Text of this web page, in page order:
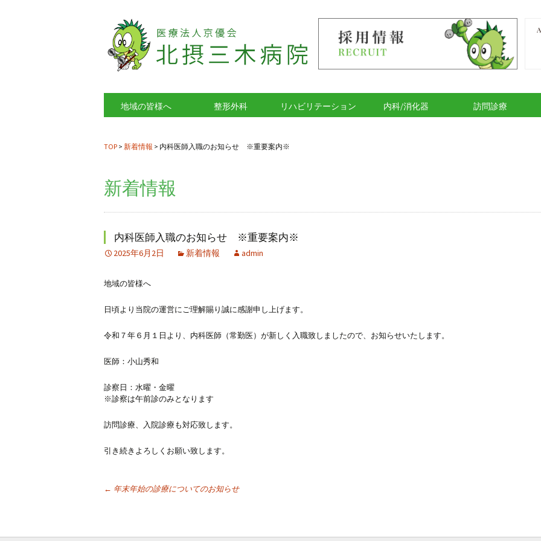
地域の皆様へ 整形外科 リハビリテーション 内科/消化器 訪問診療
TOP > 新着情報 > 内科医師入職のお知らせ ※重要案内※
新着情報
内科医師入職のお知らせ ※重要案内※
2025年6月2日 新着情報 admin
地域の皆様へ
日頃より当院の運営にご理解賜り誠に感謝申し上げます。
令和７年６月１日より、内科医師（常勤医）が新しく入職致しましたので、お知らせいたします。
医師：小山秀和
診察日：水曜・金曜
※診察は午前診のみとなります
訪問診療、入院診療も対応致します。
引き続きよろしくお願い致します。
投
← 年末年始の診療についてのお知らせ